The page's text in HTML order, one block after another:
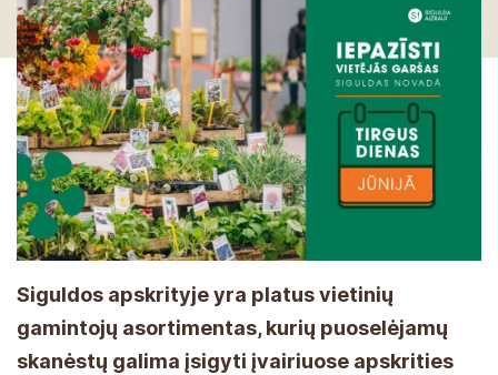
Siguldos apskrityje yra platus vietinių
gamintojų asortimentas, kurių puoselėjamų
skanėstų galima įsigyti įvairiuose apskrities